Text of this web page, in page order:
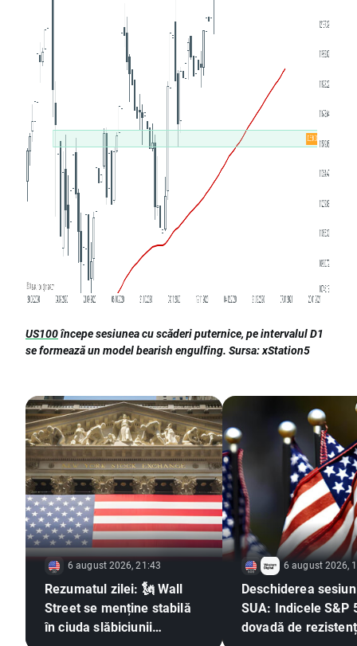
US100începe sesiunea cu scăderi puternice, pe intervalul D1
se formează un model bearish engulfing. Sursa: xStation5
6 august 2026, 21:43
Rezumatul zilei: 🗽 Wall
Street se menține stabilă
în ciuda slăbiciunii
6 august 2026,
Deschiderea
SUA: Indicele S&P
dovadă de